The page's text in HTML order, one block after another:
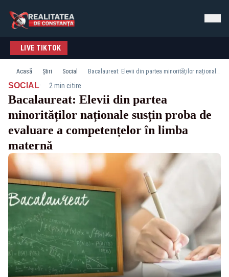
LIVE TIKTOK
Acasă Știri Social Bacalaureat: Elevii din partea minorităților naționale susțin proba de evaluare a competențelor în limba maternă
SOCIAL· 2 min citire
Bacalaureat: Elevii din partea
minorităților naționale susțin proba de
evaluare a competențelor în limba
maternă